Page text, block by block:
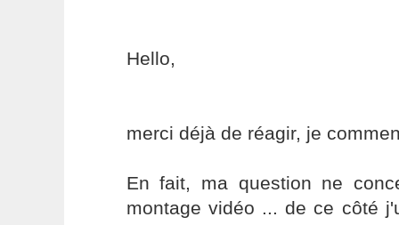
Hello,
merci déjà de réagir, je
En fait, ma question ne
montage vidéo ... de ce côté